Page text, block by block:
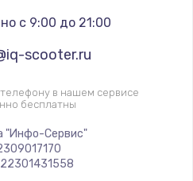
с 9:00 до 21:00
scooter.ru
в нашем сервисе
бесплатны
"Инфо-Сервис"